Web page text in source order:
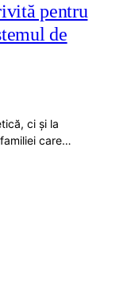
pentru
de
ci și la
care…